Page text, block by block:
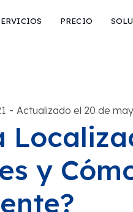
PRECIO
- Actualizado el 20 de
y